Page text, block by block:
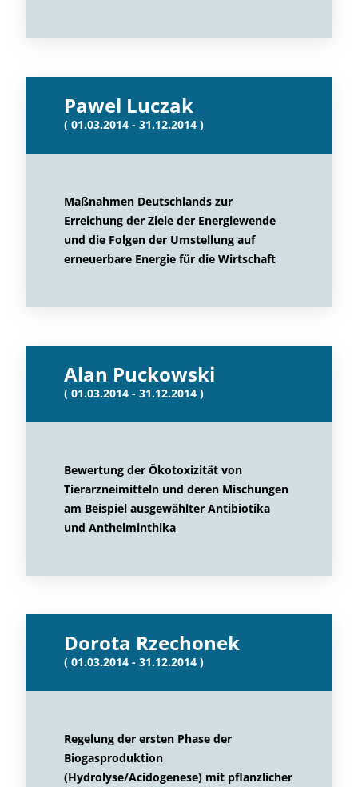
Pawel Luczak
( 01.03.2014 - 31.12.2014 )
Maßnahmen Deutschlands zur
Erreichung der Ziele der Energiewende
und die Folgen der Umstellung auf
erneuerbare Energie für die Wirtschaft
Alan Puckowski
( 01.03.2014 - 31.12.2014 )
Bewertung der Ökotoxizität von
Tierarzneimitteln und deren Mischungen
am Beispiel ausgewählter Antibiotika
und Anthelminthika
Dorota Rzechonek
( 01.03.2014 - 31.12.2014 )
Regelung der ersten Phase der
Biogasproduktion
(Hydrolyse/Acidogenese) mit pflanzlicher